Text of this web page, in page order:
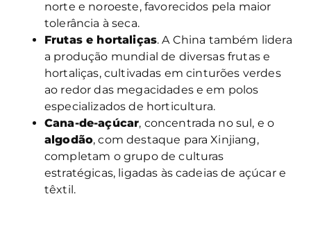
norte e noroeste, favorecidos pela maior
tolerância à seca.
Frutas e hortaliças. A China também lidera
a produção mundial de diversas frutas e
hortaliças, cultivadas em cinturões verdes
ao redor das megacidades e em polos
especializados de horticultura.
Cana-de-açúcar, concentrada no sul, e o
algodão, com destaque para Xinjiang,
completam o grupo de culturas
estratégicas, ligadas às cadeias de açúcar e
têxtil.